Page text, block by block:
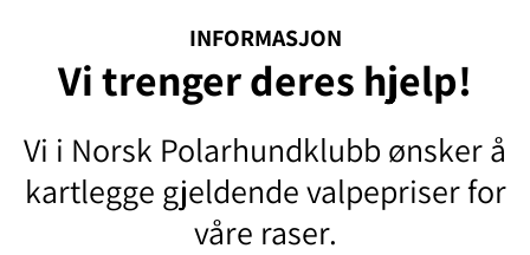
INFORMASJON
Vi trenger deres hjelp!
Vi i Norsk Polarhundklubb ønsker å
kartlegge gjeldende valpepriser for
våre raser.